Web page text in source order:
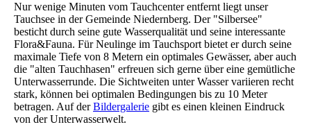
Nur wenige Minuten vom Tauchcenter entfernt liegt unser
Tauchsee in der Gemeinde Niedernberg. Der "Silbersee"
besticht durch seine gute Wasserqualität und seine interessante
Flora&Fauna. Für Neulinge im Tauchsport bietet er durch seine
maximale Tiefe von 8 Metern ein optimales Gewässer, aber auch
die "alten Tauchhasen" erfreuen sich gerne über eine gemütliche
Unterwasserrunde. Die Sichtweiten unter Wasser variieren recht
stark, können bei optimalen Bedingungen bis zu 10 Meter
betragen. Auf derBildergalerie gibt es einen kleinen Eindruck
von der Unterwasserwelt.